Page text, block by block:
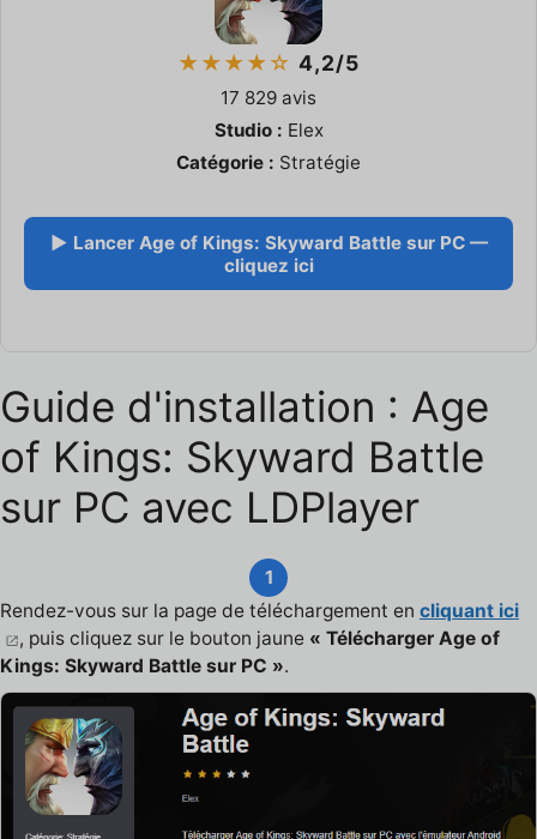
★★★★☆ 4,2/5
17 829 avis
Studio : Elex
Catégorie : Stratégie
▶ Lancer Age of Kings: Skyward Battle sur PC —
cliquez ici
Guide d'installation : Age
of Kings: Skyward Battle
sur PC avec LDPlayer
1
Rendez-vous sur la page de téléchargement en cliquant ici
, puis cliquez sur le bouton jaune « Télécharger Age of
Kings: Skyward Battle sur PC ».